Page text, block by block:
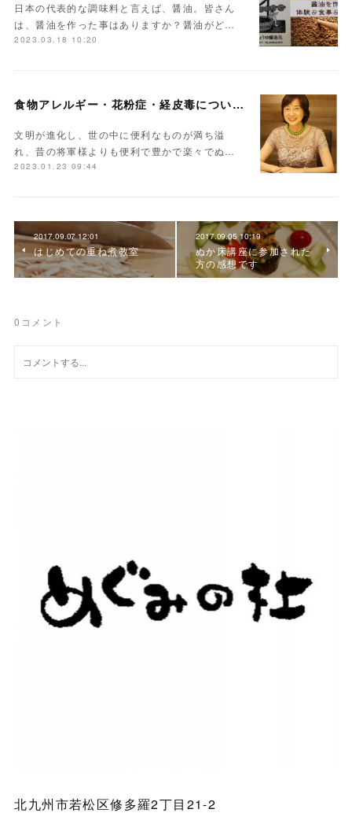
日本の代表的な調味料と言えば、醤油。皆さん
は、醤油を作った事はありますか？醤油がど…
2023.03.18 10:20
食物アレルギー・花粉症・経皮毒について学んでみませんか？
文明が進化し、世の中に便利なものが満ち溢
れ、昔の将軍様よりも便利で豊かで楽々でぬ…
2023.01.23 09:44
2017.09.07 12:01
はじめての重ね煮教室
2017.09.05 10:19
ぬか床講座に参加された
方の感想です
0 コメント
北九州市若松区修多羅2丁目21-2